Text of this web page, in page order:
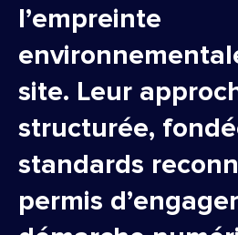
l’empreinte
site. Leur
structurée,
standards
permis